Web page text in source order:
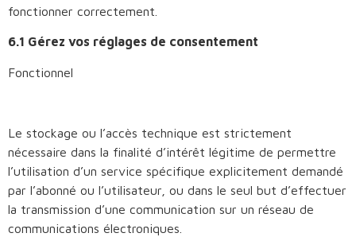
fonctionner correctement.
6.1 Gérez vos réglages de consentement
Fonctionnel
Le stockage ou l’accès technique est strictement
nécessaire dans la finalité d’intérêt légitime de permettre
l’utilisation d’un service spécifique explicitement demandé
par l’abonné ou l’utilisateur, ou dans le seul but d’effectuer
la transmission d’une communication sur un réseau de
communications électroniques.